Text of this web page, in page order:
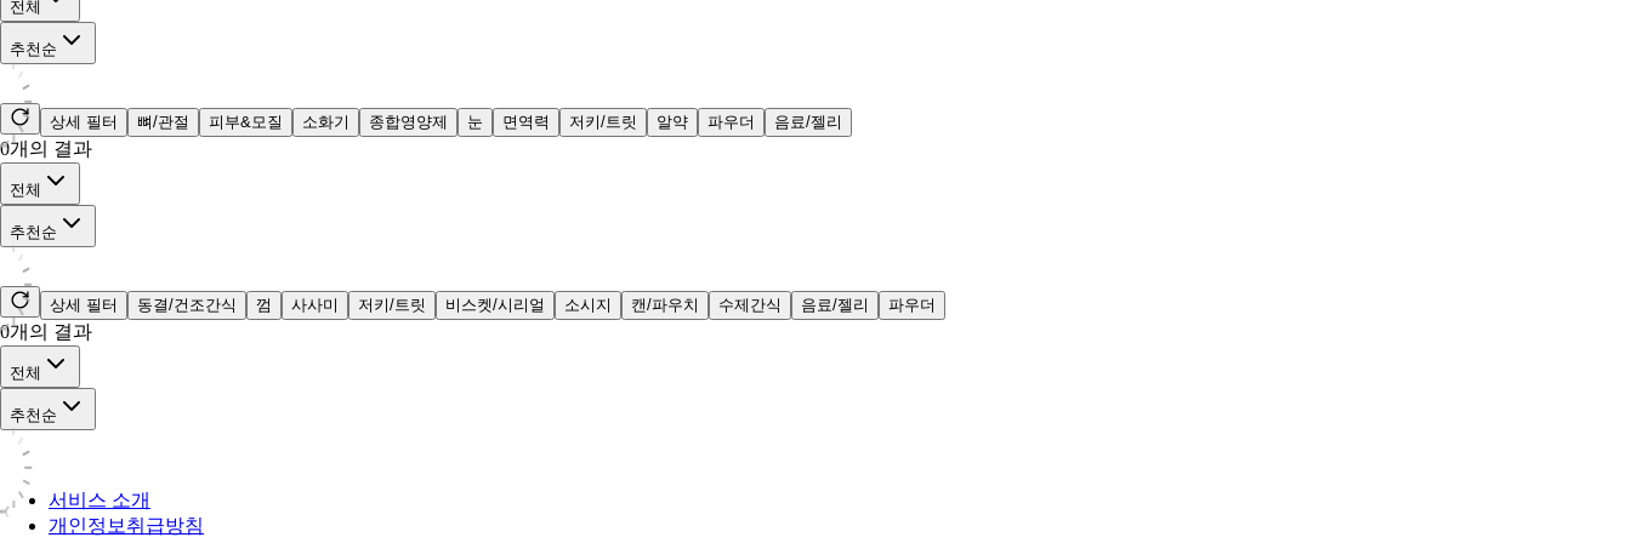
전체
추천순
상세 필터 뼈/관절 피부&모질 소화기 종합영양제 눈 면역력 저키/트릿 알약 파우더 음료/젤리
0개의 결과
전체
추천순
상세 필터 동결/건조간식 껌 사사미 저키/트릿 비스켓/시리얼 소시지 캔/파우치 수제간식 음료/젤리 파우더
0개의 결과
전체
추천순
서비스 소개
개인정보취급방침